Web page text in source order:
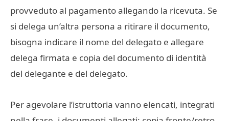
provveduto al pagamento allegando la ricevuta. Se
si delega un’altra persona a ritirare il documento,
bisogna indicare il nome del delegato e allegare
delega firmata e copia del documento di identità
del delegante e del delegato.
Per agevolare l’istruttoria vanno elencati, integrati